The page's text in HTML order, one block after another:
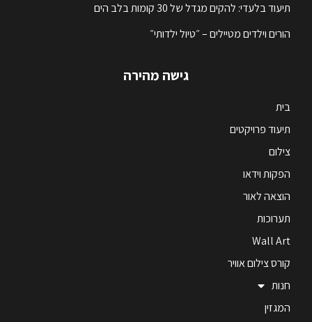
תיעוד בלעדי: להקים מגדל של 30 קומות בלב הים
הורים וילדים מטיילים – ״טיול ילדותי״
גישה מהירה
בית
תיעוד פרויקטים
צילום
הפקות וידאו
הוצאה לאור
תערוכות
Wall Art
קורס צילום אוויר
חנות
המגזין